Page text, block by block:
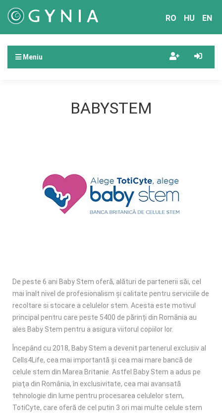
RO HU EN
Meniu
BABYSTEM
De peste 6 ani Baby Stem oferă, alături de partenerii săi, cel
mai înalt nivel de profesionalism și calitate pentru serviciile de
recoltare si stocare a celulelor stem. Acesta este motivul
principal pentru care peste 5400 de părinți din România au
ales Baby Stem pentru a asigura viitorul copiilor lor.
Începând cu 2018, Baby Stem a devenit partenerul exclusiv al
Cells4Life, cea mai importantă și cea mai mare bancă de
celule stem din Marea Britanie. Astfel Baby Stem a adus pe
piaţa din România, în exclusivitate, cea mai avansată
tehnologie din lume pentru procesarea celulelor stem,
TotiCyte, care oferă de cel putin 3 ori mai multe celule stem